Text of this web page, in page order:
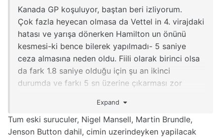
Kanada GP koşuluyor, baştan beri izliyorum.
Çok fazla heyecan olmasa da Vettel in 4. virajdaki
hatası ve yarışa dönerken Hamilton un önünü
kesmesi-ki bence bilerek yapılmadı- 5 saniye
ceza almasına neden oldu. Fiili olarak birinci olsa
da fark 1.8 saniye olduğu için şu an ikinci
durumda ve farkı 5 sn üzerine çıkarması zor
--6 dakika sonra eklendi--
Ve evet fiili 1. Vettel ama zafer Hamilton ‘ın, çok
tartışılacak bir durum...
Expand
Tum eski suruculer, Nigel Mansell, Martin Brundle,
Jenson Button dahil, cimin uzerindeyken yapilacak